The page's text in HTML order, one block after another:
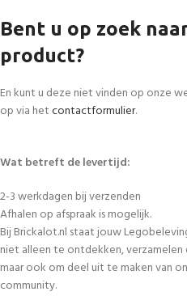
Bent u op zoek
product?
En kunt u deze niet vinden op onze
op via hetcontactformulier.
Wat betreft de levertijd:
2-3 werkdagen bij verzenden
Afhalen op afspraak is mogelijk.
Bij Brickalot.nl staat jouw
niet alleen te ontdekken,
maar ook om deel uit te maken van
community.